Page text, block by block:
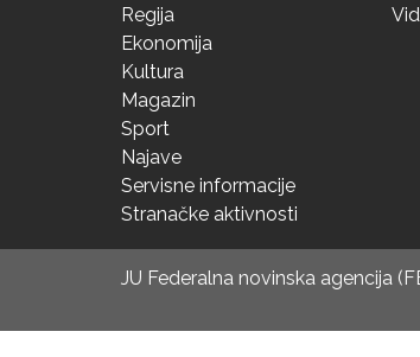
Regija
Ekonomija
Kultura
Magazin
Sport
Najave
Servisne informacije
Stranačke aktivnosti
JU Federalna novinska agencija